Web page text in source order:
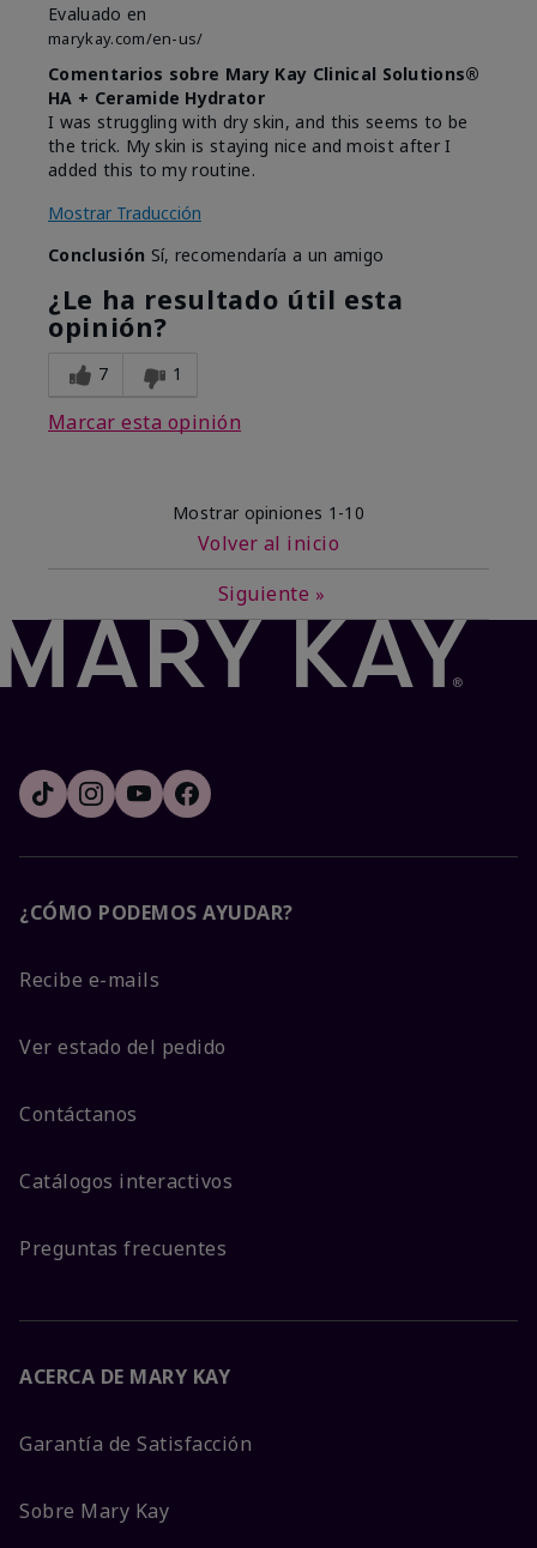
Evaluado en
marykay.com/en-us/
Comentarios sobre Mary Kay Clinical Solutions®
HA + Ceramide Hydrator
I was struggling with dry skin, and this seems to be
the trick. My skin is staying nice and moist after I
added this to my routine.
Mostrar Traducción
Conclusión Sí, recomendaría a un amigo
¿Le ha resultado útil esta
opinión?
7 1
Marcar esta opinión
Mostrar opiniones 1-10
Volver al inicio
Siguiente »
¿CÓMO PODEMOS AYUDAR?
Recibe e-mails
Ver estado del pedido
Contáctanos
Catálogos interactivos
Preguntas frecuentes
ACERCA DE MARY KAY
Garantía de Satisfacción
Sobre Mary Kay